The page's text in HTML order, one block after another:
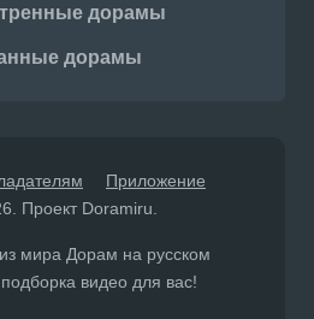
дорамы
дорамы
Приложение
Проект Doramiru.
мира Дорам на русском
видео для вас!